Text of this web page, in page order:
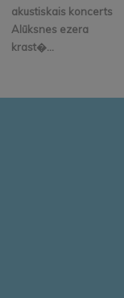
akustiskais koncerts
Alūksnes ezera
krast�...